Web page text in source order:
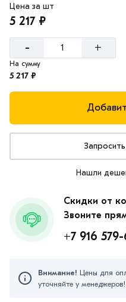
Цена за шт
5 217 ₽
- +
На сумму
5 217 ₽
Нашли
Скидки от
Звоните
+7 916
Внимание! Цены для
уточняйте у менеджеров!